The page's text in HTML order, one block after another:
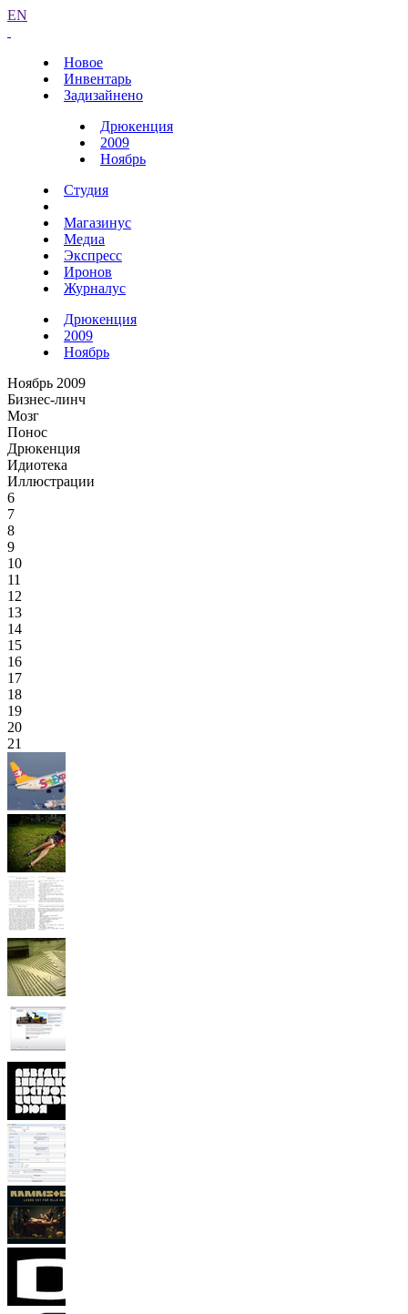
EN
Новое
Инвентарь
Задизайнено
Дрюкенция
2009
Ноябрь
Студия
Магазинус
Медиа
Экспресс
Иронов
Журналус
Дрюкенция
2009
Ноябрь
Ноябрь 2009
Бизнес-линч
Мозг
Понос
Дрюкенция
Идиотека
Иллюстрации
6
7
8
9
10
11
12
13
14
15
16
17
18
19
20
21